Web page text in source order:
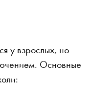
у взрослых, но
Основные